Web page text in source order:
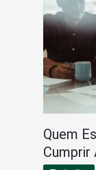
Quem
Cumprir